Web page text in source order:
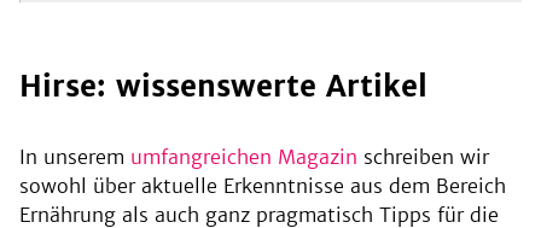
Hirse: wissenswerte Artikel
In unserem umfangreichen Magazin schreiben wir
sowohl über aktuelle Erkenntnisse aus dem Bereich
Ernährung als auch ganz pragmatisch Tipps für die